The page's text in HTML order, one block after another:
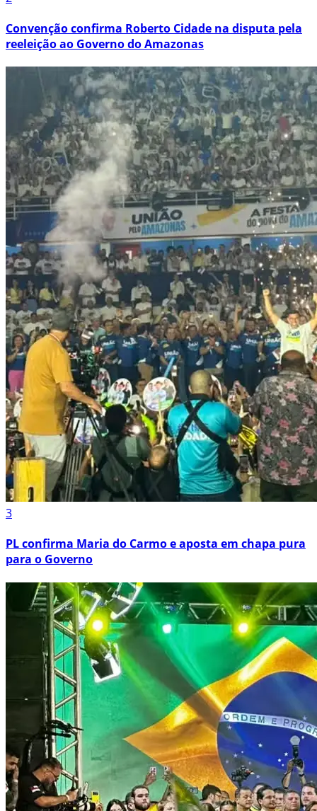
Convenção confirma Roberto Cidade na disputa pela
reeleição ao Governo do Amazonas
3
PL confirma Maria do Carmo e aposta em chapa pura
para o Governo